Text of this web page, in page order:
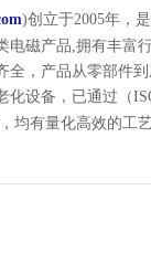
)创立于2005年，
电磁产品,拥有丰富
全，产品从零部件
设备，已通过（
均有量化高效的工